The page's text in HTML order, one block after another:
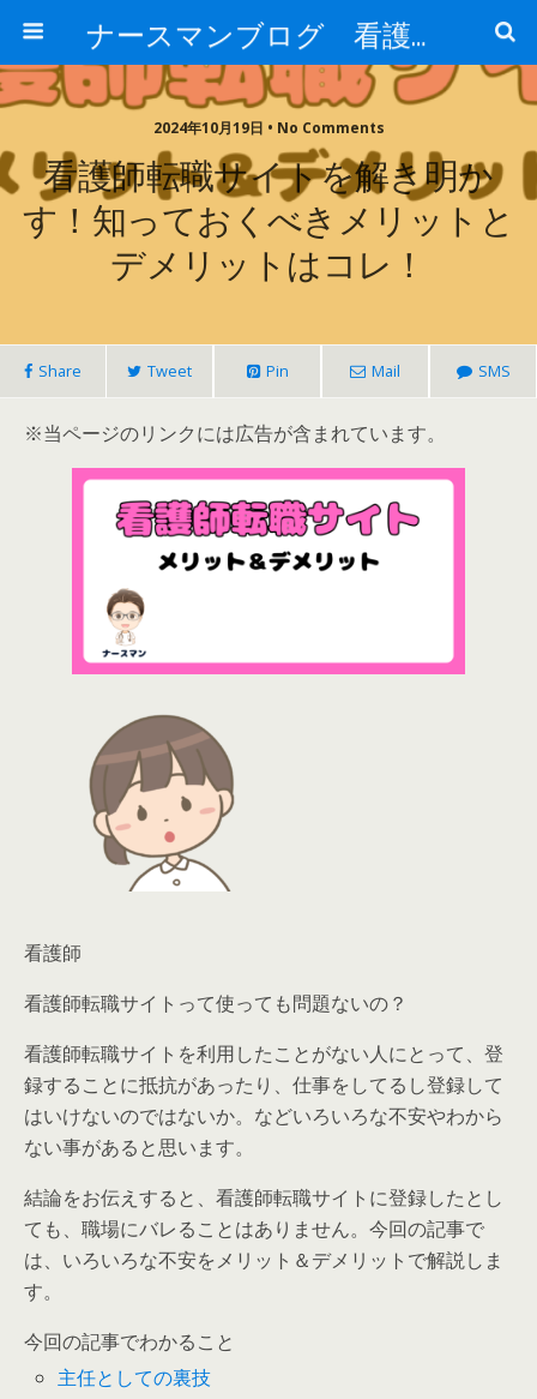
ナースマンブログ 看護に関わるすべての方へ
2024年10月19日 • No Comments
看護師転職サイトを解き明か
す！知っておくべきメリットと
デメリットはコレ！
Share Tweet Pin Mail SMS
※当ページのリンクには広告が含まれています。
看護師
看護師転職サイトって使っても問題ないの？
看護師転職サイトを利用したことがない人にとって、 登
録することに抵抗があったり、仕事をしてるし登録して
はいけないのではないか。などいろいろな不安やわから
ない事があると思います。
結論をお伝えすると、看護師転職サイトに登録したとし
ても、 職場にバレることはありません。 今回の記事で
は、いろいろな不安をメリット＆デメリットで解説しま
す。
今回の記事でわかること
主任としての裏技